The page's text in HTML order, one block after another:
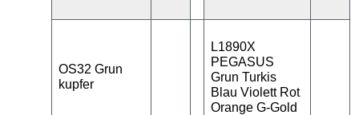
OS32 Grun
kupfer
L1890X
PEGASUS
Grun Turkis
Blau Violett Rot
Orange G-Gold